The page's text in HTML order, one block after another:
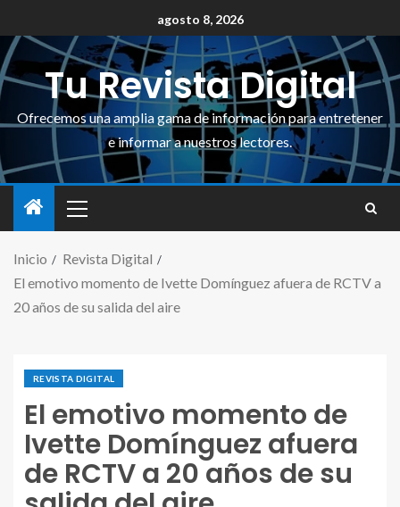
agosto 8, 2026
Tu Revista Digital
Ofrecemos una amplia gama de información para entretener
e informar a nuestros lectores.
Inicio
Revista Digital
El emotivo momento de Ivette Domínguez afuera de RCTV a
20 años de su salida del aire
REVISTA DIGITAL
El emotivo momento de
Ivette Domínguez afuera
de RCTV a 20 años de su